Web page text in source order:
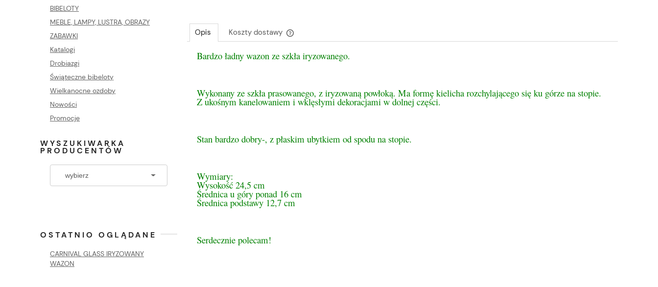
BIBELOTY
MEBLE, LAMPY, LUSTRA, OBRAZY
ZABAWKI
Katalogi
Drobiazgi
Świąteczne bibeloty
Wielkanocne ozdoby
Nowości
Promocje
WYSZUKIWARKA
PRODUCENTÓW
OSTATNIO OGLĄDANE
CARNIVAL GLASS IRYZOWANY
WAZON
Opis Koszty dostawy
Cena nie zawiera ewentualnych kosztów
Bardzo ładny wazon ze szkła iryzowanego.
Wykonany ze szkła prasowanego, z iryzowaną powłoką. Ma formę kielicha rozchylającego się ku górze na stopie.
Z ukośnym kanelowaniem i wklęsłymi dekoracjami w dolnej części.
Stan bardzo dobry-, z płaskim ubytkiem od spodu na stopie.
Wymiary:
Wysokość 24,5 cm
Średnica u góry ponad 16 cm
Średnica podstawy 12,7 cm
Serdecznie polecam!